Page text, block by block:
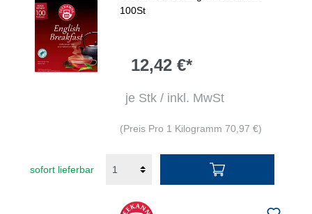
100St
12,42 €*
je Stk / inkl. MwSt
(Preis Pro 1 Kilogramm 70,97 €)
sofort lieferbar